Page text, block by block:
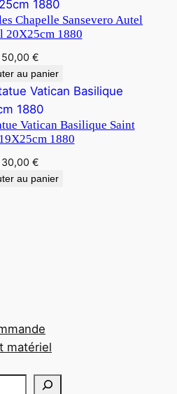
Chapelle Sansevero Autel
20X25cm 1880
50,00 €
au panier
Vatican Basilique Saint
1880
30,00 €
au panier
matériel